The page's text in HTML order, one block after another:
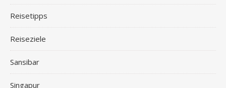
Reisetipps
Reiseziele
Sansibar
Singapur